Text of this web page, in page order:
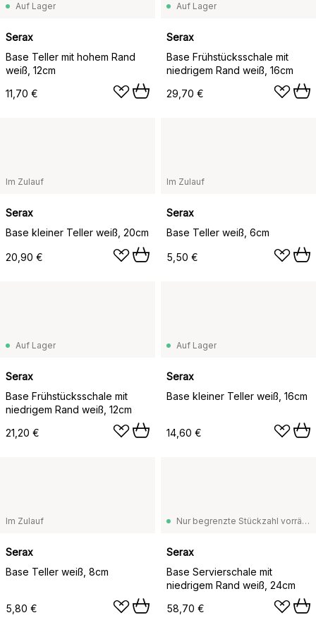
Auf Lager
Serax
Base Teller mit hohem Rand
weiß, 12cm
11,70 €
Auf Lager
Serax
Base Frühstücksschale mit
niedrigem Rand weiß, 16cm
29,70 €
Im Zulauf
Serax
Base kleiner Teller weiß, 20cm
20,90 €
Im Zulauf
Serax
Base Teller weiß, 6cm
5,50 €
Auf Lager
Serax
Base Frühstücksschale mit
niedrigem Rand weiß, 12cm
21,20 €
Auf Lager
Serax
Base kleiner Teller weiß, 16cm
14,60 €
Im Zulauf
Serax
Base Teller weiß, 8cm
5,80 €
Nur begrenzte Stückzahl vorrätig
Serax
Base Servierschale mit
niedrigem Rand weiß, 24cm
58,70 €